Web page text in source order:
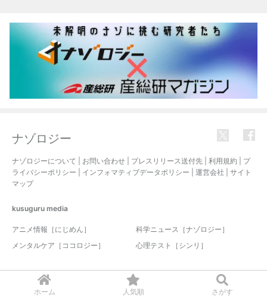
ホーム 人気順 さがす
ナゾロジー
ナゾロジーについて お問い合わせ プレスリリース送付先 利用規約
プ
ライバシーポリシー
インフォマティブデータポリシー 運営会社
サイト
マップ
kusuguru media
アニメ情報［にじめん］
科学ニュース［ナゾロジー］
メンタルケア［ココロジー］
心理テスト［シンリ］
© 2017-2026 nazology. all rights reserved.